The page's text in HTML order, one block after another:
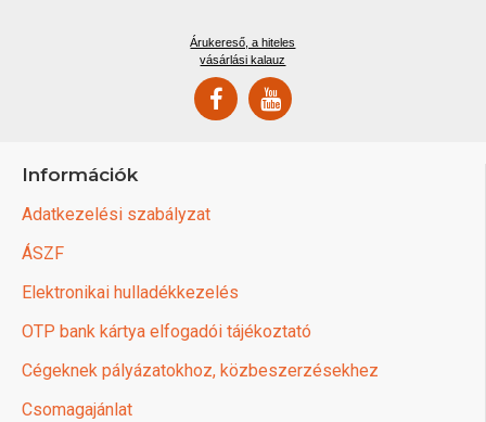
Árukereső, a hiteles
vásárlási kalauz
Információk
Adatkezelési szabályzat
ÁSZF
Elektronikai hulladékkezelés
OTP bank kártya elfogadói tájékoztató
Cégeknek pályázatokhoz, közbeszerzésekhez
Csomagajánlat